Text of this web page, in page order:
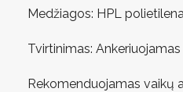
Medžiagos: HPL
Tvirtinimas:
Rekomenduojamas vaikų